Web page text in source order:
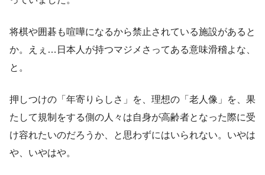
将棋や囲碁も喧嘩になるから禁止されている施設があると
か。えぇ…日本人が持つマジメさってある意味滑稽よな、
と。
押しつけの「年寄りらしさ」を、理想の「老人像」を、果
たして規制をする側の人々は自身が高齢者となった際に受
け容れたいのだろうか、と思わずにはいられない。いやは
や、いやはや。